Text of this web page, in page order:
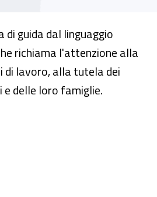
guida dal linguaggio
richiama l'attenzione alla
di lavoro, alla tutela dei
delle loro famiglie.